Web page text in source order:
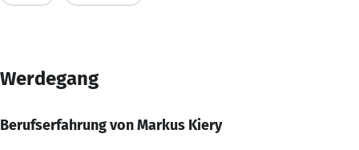
Werdegang
Berufserfahrung von Markus Kiery